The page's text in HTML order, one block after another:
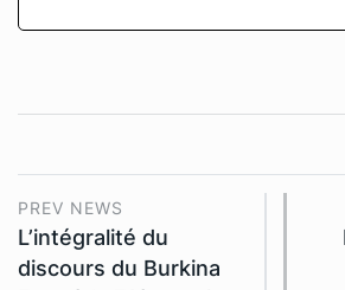
PREV NEWS
L’intégralité du
discours du Burkina